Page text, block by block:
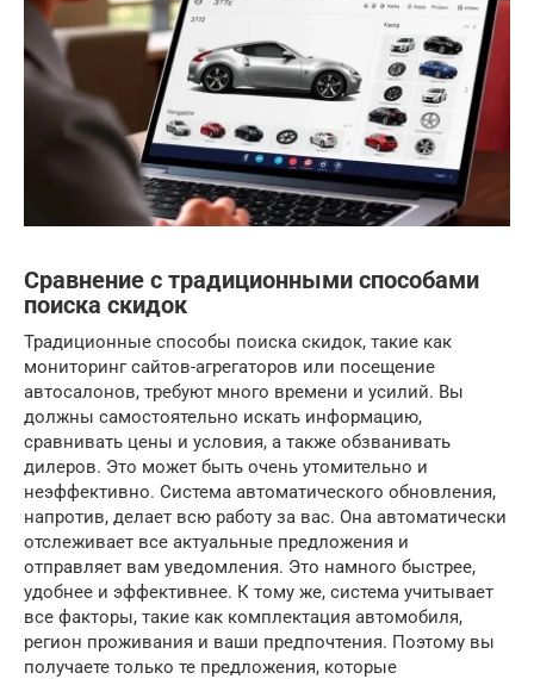
Сравнение с традиционными способами
поиска скидок
Традиционные способы поиска скидок, такие как
мониторинг сайтов-агрегаторов или посещение
автосалонов, требуют много времени и усилий. Вы
должны самостоятельно искать информацию,
сравнивать цены и условия, а также обзванивать
дилеров. Это может быть очень утомительно и
неэффективно. Система автоматического обновления,
напротив, делает всю работу за вас. Она автоматически
отслеживает все актуальные предложения и
отправляет вам уведомления. Это намного быстрее,
удобнее и эффективнее. К тому же, система учитывает
все факторы, такие как комплектация автомобиля,
регион проживания и ваши предпочтения. Поэтому вы
получаете только те предложения, которые